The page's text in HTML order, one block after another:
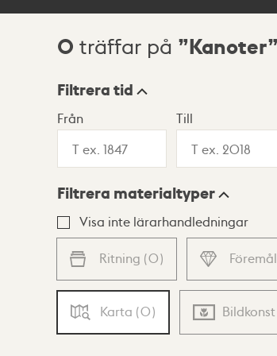
Sökresultat
0 träffar på Kanoter
Visningsläge
Lista Karta
Filtrera tid
Från Till
Filtrera materialtyper
Visa inte lärarhandledningar
Ritning (0) Föremål
Karta (0) Bildkonst